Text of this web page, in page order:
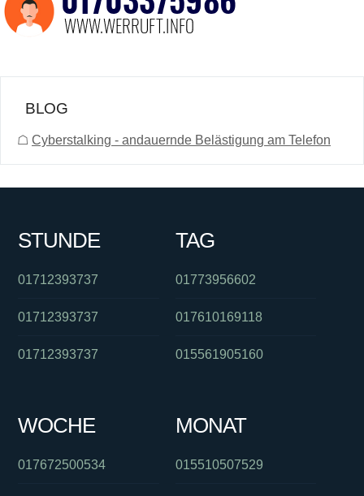
BLOG
☖ Cyberstalking - andauernde Belästigung am Telefon
STUNDE
01712393737
01712393737
01712393737
TAG
01773956602
017610169118
015561905160
WOCHE
017672500534
MONAT
015510507529